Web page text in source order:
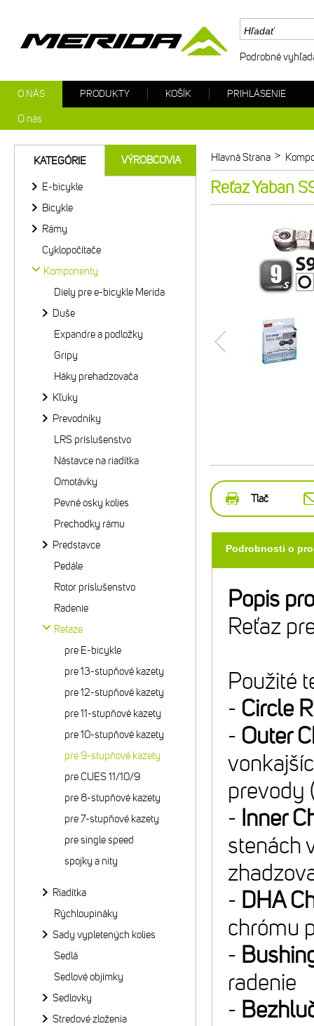
Hlavná Strana >
Reťaz Yaban
Tlač
Podrobnosti o
Popis
Reťaz
Použité
- Circle
- Outer
prevody
- Inner
stenách
- DHA
chrómu
-
radenie
-
KATEGÓRIE VÝROBCOVIA
E-bicykle
Bicykle
Rámy
Cyklopočítače
Komponenty
Diely pre e-bicykle Merida
Duše
Expandre a podložky
Gripy
Háky prehadzovača
Kľuky
Prevodníky
LRS príslušenstvo
Nástavce na riadítka
Omotávky
Pevné osky kolies
Prechodky rámu
Predstavce
Pedále
Rotor príslušenstvo
Radenie
Reťaze
pre E-bicykle
pre 13-stupňové kazety
pre 12-stupňové kazety
pre 11-stupňové kazety
pre 10-stupňové kazety
pre 9-stupňové kazety
pre CUES 11/10/9
pre 8-stupňové kazety
pre 7-stupňové kazety
pre single speed
spojky a nity
Riadítka
Rýchloupináky
Sady vypletených kolies
Sedlá
Sedlové objímky
Sedlovky
Stredové zloženia
Podrobné
O NÁS
O nás
PRODUKTY KOŠÍK PRIHLÁSENIE